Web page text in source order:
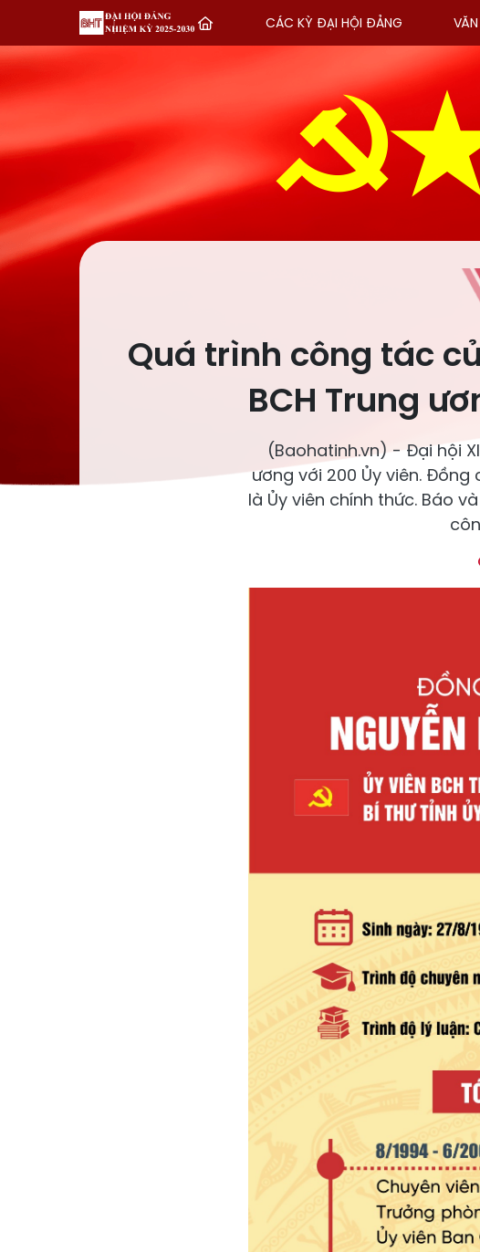
CÁC KỲ ĐẠI HỘI ĐẢNG
Quá trình công tác
BCH Trung
(Baohatinh.vn) - Đại hội
ương với 200 Ủy viên. Đồng
là Ủy viên chính thức. Báo